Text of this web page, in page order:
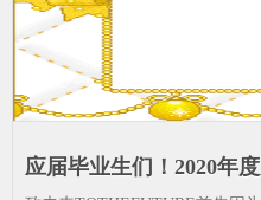
应届毕业生们！2020年